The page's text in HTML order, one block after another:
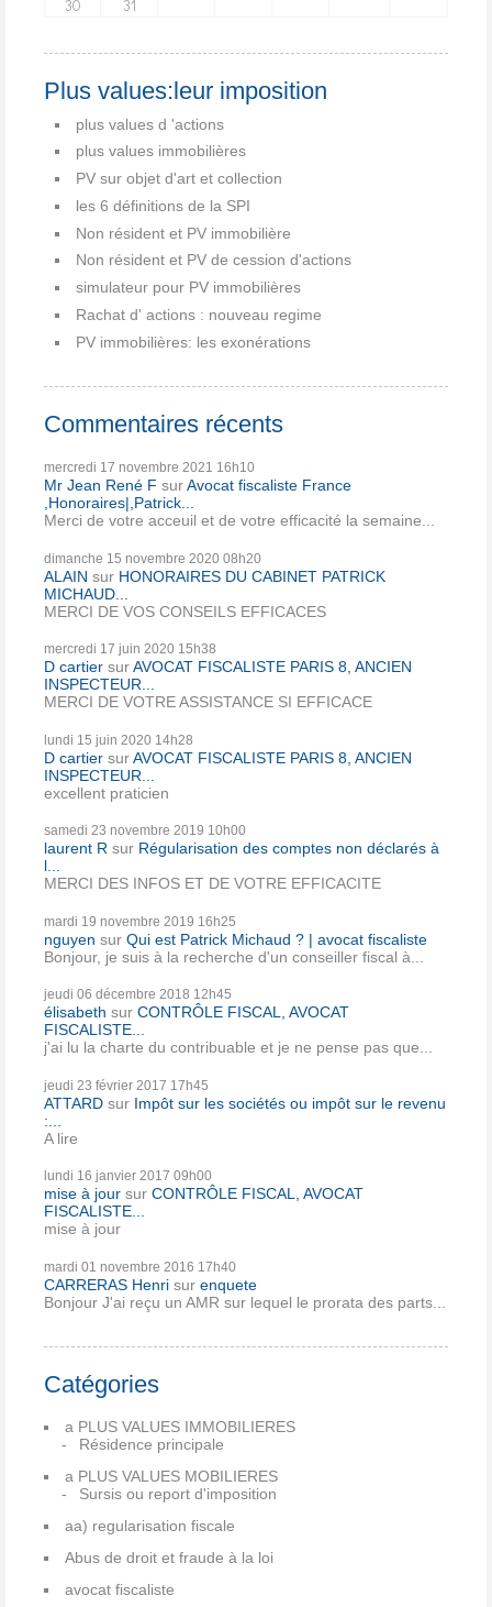
30 31
Plus values:leur imposition
plus values d 'actions
plus values immobilières
PV sur objet d'art et collection
les 6 définitions de la SPI
Non résident et PV immobilière
Non résident et PV de cession d'actions
simulateur pour PV immobilières
Rachat d' actions : nouveau regime
PV immobilières: les exonérations
Commentaires récents
mercredi 17 novembre 2021 16h10
Mr Jean René F surAvocat fiscaliste France
,Honoraires|,Patrick...
Merci de votre acceuil et de votre efficacité la semaine...
dimanche 15 novembre 2020 08h20
ALAIN sur HONORAIRES DU CABINET PATRICK
MICHAUD...
MERCI DE VOS CONSEILS EFFICACES
mercredi 17 juin 2020 15h38
D cartier surAVOCAT FISCALISTE PARIS 8, ANCIEN
INSPECTEUR...
MERCI DE VOTRE ASSISTANCE SI EFFICACE
lundi 15 juin 2020 14h28
D cartier surAVOCAT FISCALISTE PARIS 8, ANCIEN
INSPECTEUR...
excellent praticien
samedi 23 novembre 2019 10h00
laurent R sur Régularisation des comptes non déclarés à
l...
MERCI DES INFOS ET DE VOTRE EFFICACITE
mardi 19 novembre 2019 16h25
nguyen sur Qui est Patrick Michaud ? | avocat fiscaliste
Bonjour, je suis à la recherche d'un conseiller fiscal à...
jeudi 06 décembre 2018 12h45
élisabeth sur CONTRÔLE FISCAL, AVOCAT
FISCALISTE...
j'ai lu la charte du contribuable et je ne pense pas que...
jeudi 23 février 2017 17h45
ATTARD sur Impôt sur les sociétés ou impôt sur le revenu
:...
A lire
lundi 16 janvier 2017 09h00
mise à jour sur CONTRÔLE FISCAL, AVOCAT
FISCALISTE...
mise à jour
mardi 01 novembre 2016 17h40
CARRERAS Henri sur enquete
Bonjour J'ai reçu un AMR sur lequel le prorata des parts...
Catégories
a PLUS VALUES IMMOBILIERES
Résidence principale
a PLUS VALUES MOBILIERES
Sursis ou report d'imposition
aa) regularisation fiscale
Abus de droit et fraude à la loi
avocat fiscaliste